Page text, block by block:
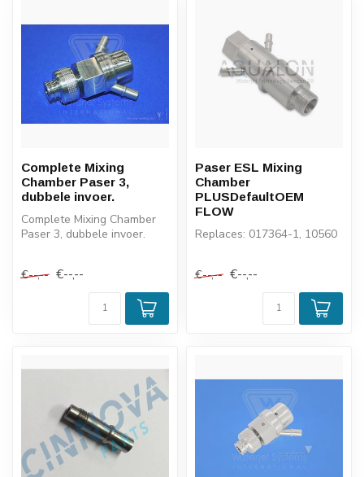
Complete Mixing
Chamber Paser 3,
dubbele invoer.
Complete Mixing Chamber
Paser 3, dubbele invoer.
€--,-- €--,--
Paser ESL Mixing
Chamber
PLUSDefaultOEM
FLOW
Replaces: 017364-1, 10560
€--,-- €--,--